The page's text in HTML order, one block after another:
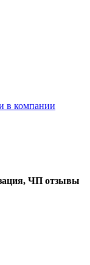
в компании
ЧП отзывы